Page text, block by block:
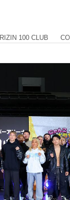
RIZIN 100 CLUB